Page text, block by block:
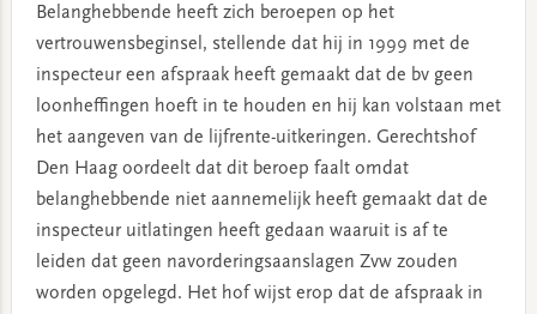
Belanghebbende heeft zich beroepen op het
vertrouwensbeginsel, stellende dat hij in 1999 met de
inspecteur een afspraak heeft gemaakt dat de bv geen
loonheffingen hoeft in te houden en hij kan volstaan met
het aangeven van de lijfrente-uitkeringen. Gerechtshof
Den Haag oordeelt dat dit beroep faalt omdat
belanghebbende niet aannemelijk heeft gemaakt dat de
inspecteur uitlatingen heeft gedaan waaruit is af te
leiden dat geen navorderingsaanslagen Zvw zouden
worden opgelegd. Het hof wijst erop dat de afspraak in